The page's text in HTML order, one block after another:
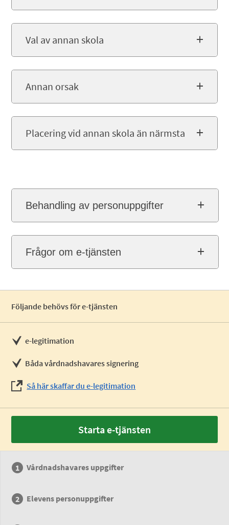
Val av annan skola
Annan orsak
Placering vid annan skola än närmsta
Behandling av personuppgifter
Frågor om e-tjänsten
Följande behövs för e-tjänsten
e-legitimation
Båda vårdnadshavares signering
Så här skaffar du e-legitimation
Starta e-tjänsten
Vårdnadshavares uppgifter
Elevens personuppgifter